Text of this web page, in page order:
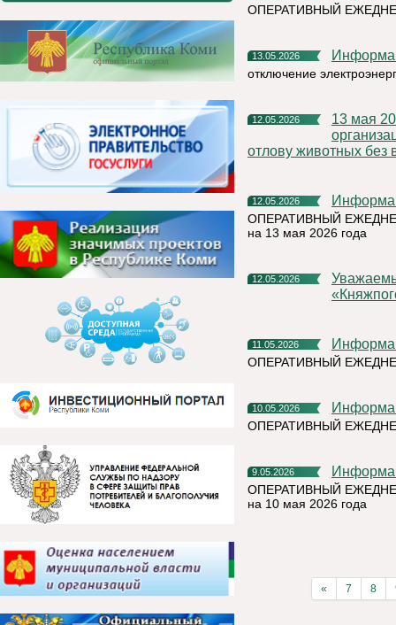
ОПЕРАТИВНЫЙ
13.05.2026
отключение
12.05.2026
13 мая 2026 года на территории Княжпогостского района,
отлову животных без
12.05.2026
ОПЕРАТИВНЫЙ
на 13 мая 2026 года
12.05.2026
Уважаемые жители муниципального округа
11.05.2026
ОПЕРАТИВНЫЙ
10.05.2026
ОПЕРАТИВНЫЙ
9.05.2026
ОПЕРАТИВНЫЙ
на 10 мая 2026 года
« 7 8